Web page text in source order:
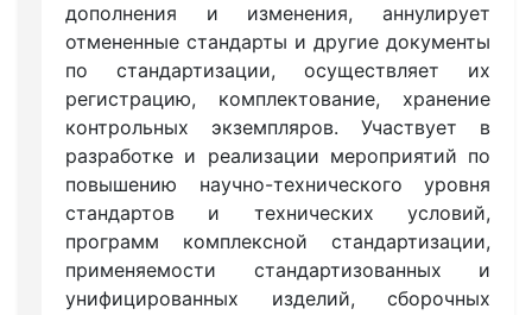
дополнения и изменения, аннулирует
отмененные стандарты и другие документы
по стандартизации, осуществляет их
регистрацию, комплектование, хранение
контрольных экземпляров. Участвует в
разработке и реализации мероприятий по
повышению научно-технического уровня
стандартов и технических условий,
программ комплексной стандартизации,
применяемости стандартизованных и
унифицированных изделий, сборочных